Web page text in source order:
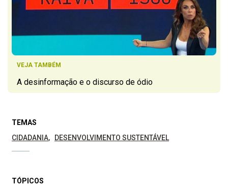
VEJA TAMBÉM
A desinformação e o discurso de ódio
TEMAS
CIDADANIA
DESENVOLVIMENTO SUSTENTÁVEL
TÓPICOS